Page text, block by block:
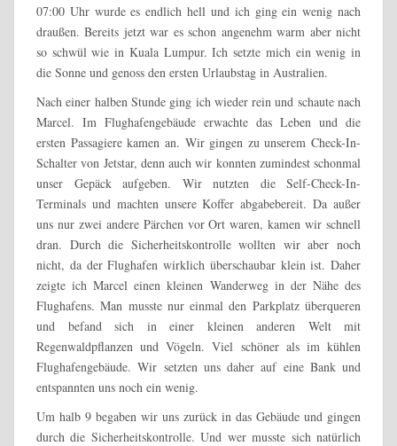
07:00 Uhr wurde es endlich hell und ich ging ein wenig nach
draußen. Bereits jetzt war es schon angenehm warm aber nicht
so schwül wie in Kuala Lumpur. Ich setzte mich ein wenig in
die Sonne und genoss den ersten Urlaubstag in Australien.
Nach einer halben Stunde ging ich wieder rein und schaute nach
Marcel. Im Flughafengebäude erwachte das Leben und die
ersten Passagiere kamen an. Wir gingen zu unserem Check-In-
Schalter von Jetstar, denn auch wir konnten zumindest schonmal
unser Gepäck aufgeben. Wir nutzten die Self-Check-In-
Terminals und machten unsere Koffer abgabebereit. Da außer
uns nur zwei andere Pärchen vor Ort waren, kamen wir schnell
dran. Durch die Sicherheitskontrolle wollten wir aber noch
nicht, da der Flughafen wirklich überschaubar klein ist. Daher
zeigte ich Marcel einen kleinen Wanderweg in der Nähe des
Flughafens. Man musste nur einmal den Parkplatz überqueren
und befand sich in einer kleinen anderen Welt mit
Regenwaldpflanzen und Vögeln. Viel schöner als im kühlen
Flughafengebäude. Wir setzten uns daher auf eine Bank und
entspannten uns noch ein wenig.
Um halb 9 begaben wir uns zurück in das Gebäude und gingen
durch die Sicherheitskontrolle. Und wer musste sich natürlich